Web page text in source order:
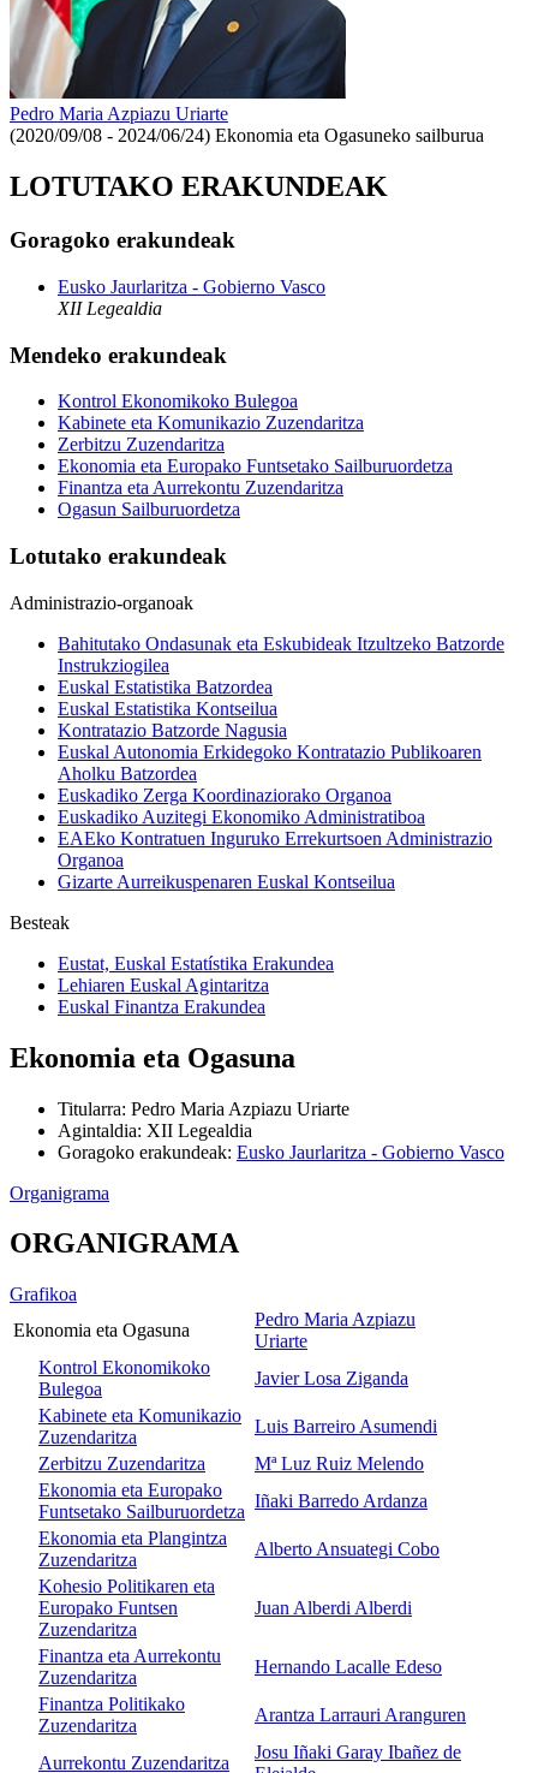
Pedro Maria Azpiazu Uriarte
(2020/09/08 - 2024/06/24) Ekonomia eta Ogasuneko sailburua
LOTUTAKO ERAKUNDEAK
Goragoko erakundeak
Eusko Jaurlaritza - Gobierno Vasco
XII Legealdia
Mendeko erakundeak
Kontrol Ekonomikoko Bulegoa
Kabinete eta Komunikazio Zuzendaritza
Zerbitzu Zuzendaritza
Ekonomia eta Europako Funtsetako Sailburuordetza
Finantza eta Aurrekontu Zuzendaritza
Ogasun Sailburuordetza
Lotutako erakundeak
Administrazio-organoak
Bahitutako Ondasunak eta Eskubideak Itzultzeko Batzorde
Instrukziogilea
Euskal Estatistika Batzordea
Euskal Estatistika Kontseilua
Kontratazio Batzorde Nagusia
Euskal Autonomia Erkidegoko Kontratazio Publikoaren
Aholku Batzordea
Euskadiko Zerga Koordinaziorako Organoa
Euskadiko Auzitegi Ekonomiko Administratiboa
EAEko Kontratuen Inguruko Errekurtsoen Administrazio
Organoa
Gizarte Aurreikuspenaren Euskal Kontseilua
Besteak
Eustat, Euskal Estatístika Erakundea
Lehiaren Euskal Agintaritza
Euskal Finantza Erakundea
Ekonomia eta Ogasuna
Titularra: Pedro Maria Azpiazu Uriarte
Agintaldia: XII Legealdia
Goragoko erakundeak: Eusko Jaurlaritza - Gobierno Vasco
Organigrama
ORGANIGRAMA
Grafikoa
Ekonomia eta Ogasuna
Pedro Maria Azpiazu
Uriarte
Kontrol Ekonomikoko
Bulegoa
Javier Losa Ziganda
Kabinete eta Komunikazio
Zuzendaritza
Luis Barreiro Asumendi
Zerbitzu Zuzendaritza
Mª Luz Ruiz Melendo
Ekonomia eta Europako
Funtsetako Sailburuordetza
Iñaki Barredo Ardanza
Ekonomia eta Plangintza
Zuzendaritza
Alberto Ansuategi Cobo
Kohesio Politikaren eta
Europako Funtsen
Zuzendaritza
Juan Alberdi Alberdi
Finantza eta Aurrekontu
Zuzendaritza
Hernando Lacalle Edeso
Finantza Politikako
Zuzendaritza
Arantza Larrauri Aranguren
Aurrekontu Zuzendaritza
Josu Iñaki Garay Ibañez de